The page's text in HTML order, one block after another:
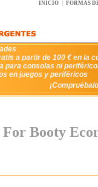
INICIO FORMAS
a partir de 100 € en la
para consolas ni
en juegos y periféricos
Booty